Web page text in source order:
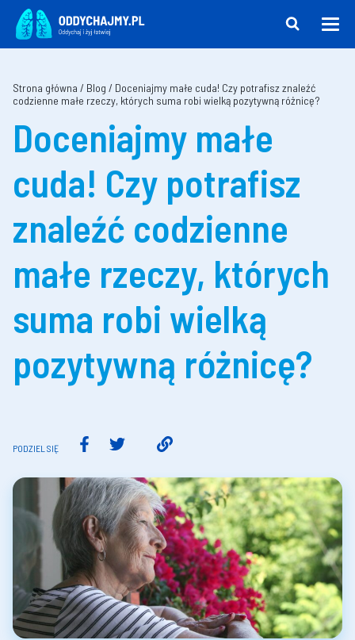
Strona główna / Blog / Doceniajmy małe cuda! Czy potrafisz znaleźć
codzienne małe rzeczy, których suma robi wielką pozytywną różnicę?
Doceniajmy małe
cuda! Czy potrafisz
znaleźć codzienne
małe rzeczy, których
suma robi wielką
pozytywną różnicę?
PODZIEL SIĘ